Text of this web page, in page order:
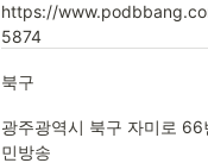
https://
5874
북구
광주광역시 북구 자미로 66
민방송